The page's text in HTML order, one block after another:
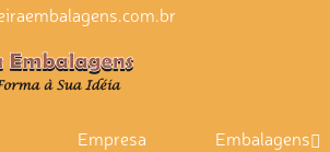
Empresa Embalagens